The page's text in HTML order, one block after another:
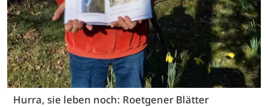
Hurra, sie leben noch: Roetgener Blätter